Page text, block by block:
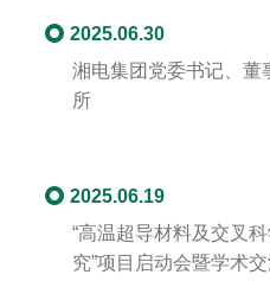
2025.06.30
湘电集团党委书记、董
所
2025.06.19
“高温超导材料及交叉
究”项目启动会暨学术